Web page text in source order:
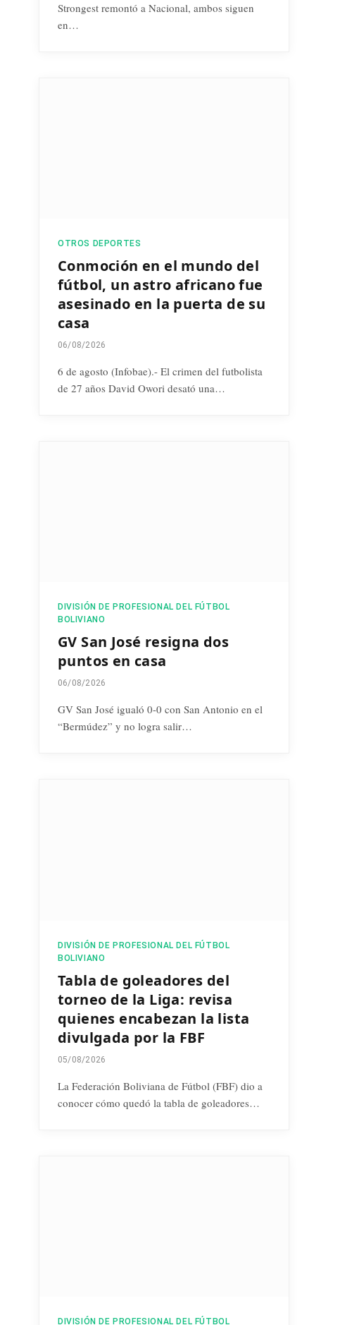
Strongest remontó a Nacional, ambos siguen
en…
OTROS DEPORTES
Conmoción en el mundo del
fútbol, un astro africano fue
asesinado en la puerta de su
casa
06/08/2026
6 de agosto (Infobae).- El crimen del futbolista
de 27 años David Owori desató una…
DIVISIÓN DE PROFESIONAL DEL FÚTBOL
BOLIVIANO
GV San José resigna dos
puntos en casa
06/08/2026
GV San José igualó 0-0 con San Antonio en el
“Bermúdez” y no logra salir…
DIVISIÓN DE PROFESIONAL DEL FÚTBOL
BOLIVIANO
Tabla de goleadores del
torneo de la Liga: revisa
quienes encabezan la lista
divulgada por la FBF
05/08/2026
La Federación Boliviana de Fútbol (FBF) dio a
conocer cómo quedó la tabla de goleadores…
DIVISIÓN DE PROFESIONAL DEL FÚTBOL